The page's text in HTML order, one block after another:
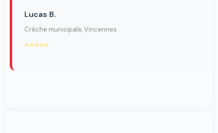
Lucas B.
Crèche municipale, Vincennes
⭐⭐⭐⭐⭐